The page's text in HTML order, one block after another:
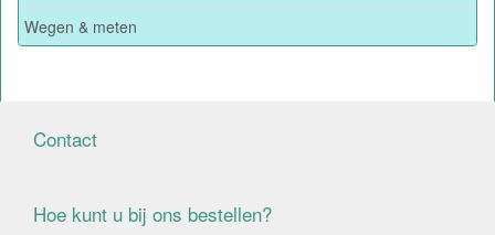
Wegen & meten
Contact
Hoe kunt u bij ons bestellen?